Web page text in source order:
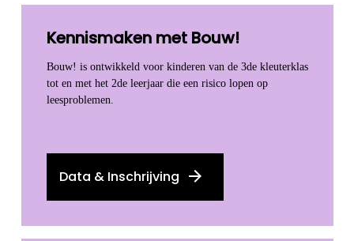
Kennismaken met Bouw!
Bouw! is ontwikkeld voor kinderen van de 3de kleuterklas
tot en met het 2de leerjaar die een risico lopen op
leesproblemen.
Data & Inschrijving